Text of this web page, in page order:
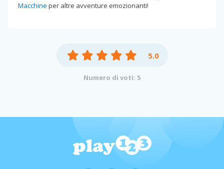
Macchine per altre avventure emozionanti!
5.0
Numero di voti: 5